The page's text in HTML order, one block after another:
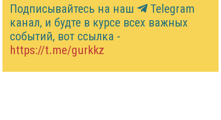
Подписывайтесь на наш
Telegram
канал, и будте в курсе всех важных
событий, вот ссылка -
https://t.me/gurkkz